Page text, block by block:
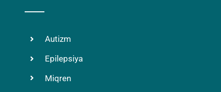
Autizm
Epilepsiya
Miqren